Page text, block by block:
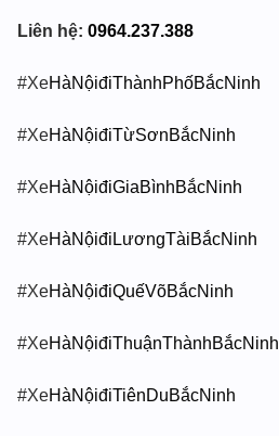
Liên hệ: 0964.237.388
#XeHàNộiđiThànhPhốBắcNinh
#XeHàNộiđiTừSơnBắcNinh
#XeHàNộiđiGiaBìnhBắcNinh
#XeHàNộiđiLươngTàiBắcNinh
#XeHàNộiđiQuếVõBắcNinh
#XeHàNộiđiThuậnThànhBắcNinh
#XeHàNộiđiTiênDuBắcNinh